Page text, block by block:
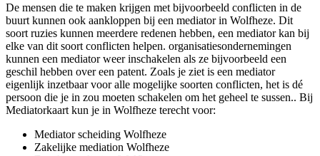
De mensen die te maken krijgen met bijvoorbeeld conflicten in de
buurt kunnen ook aankloppen bij een mediator in Wolfheze. Dit
soort ruzies kunnen meerdere redenen hebben, een mediator kan bij
elke van dit soort conflicten helpen. organisatiesondernemingen
kunnen een mediator weer inschakelen als ze bijvoorbeeld een
geschil hebben over een patent. Zoals je ziet is een mediator
eigenlijk inzetbaar voor alle mogelijke soorten conflicten, het is dé
persoon die je in zou moeten schakelen om het geheel te sussen.. Bij
Mediatorkaart kun je in Wolfheze terecht voor:
Mediator scheiding Wolfheze
Zakelijke mediation Wolfheze